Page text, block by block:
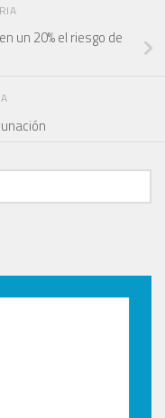
un 20% el riesgo de